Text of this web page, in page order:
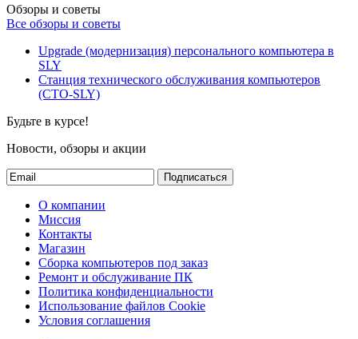
Обзоры и советы
Все обзоры и советы
Upgrade (модернизация) персонального компьютера в
SLY
Станция технического обслуживания компьютеров
(СТО-SLY)
Будьте в курсе!
Новости, обзоры и акции
Подписаться
О компании
Миссия
Контакты
Магазин
Сборка компьютеров под заказ
Ремонт и обслуживание ПК
Политика конфиденциальности
Использование файлов Cookie
Условия соглашения